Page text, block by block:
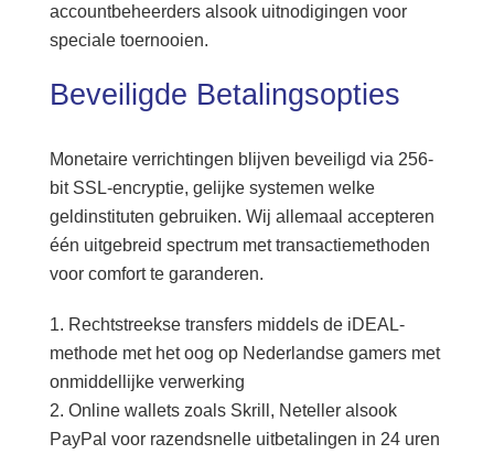
accountbeheerders alsook uitnodigingen voor
speciale toernooien.
Beveiligde Betalingsopties
Monetaire verrichtingen blijven beveiligd via 256-
bit SSL-encryptie, gelijke systemen welke
geldinstituten gebruiken. Wij allemaal accepteren
één uitgebreid spectrum met transactiemethoden
voor comfort te garanderen.
Rechtstreekse transfers middels de iDEAL-
methode met het oog op Nederlandse gamers met
onmiddellijke verwerking
Online wallets zoals Skrill, Neteller alsook
PayPal voor razendsnelle uitbetalingen in 24 uren